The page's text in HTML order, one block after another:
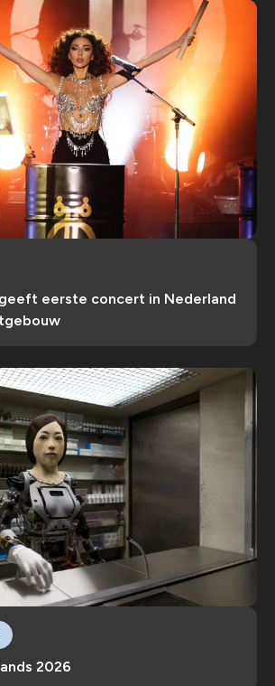
eerste concert in Nederland
2026